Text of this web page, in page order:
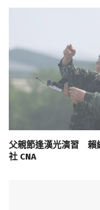
父親節逢漢光演習 賴
社 CNA